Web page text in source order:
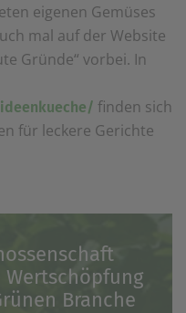
eigenen Gemüses
mal auf der Website
Gründe“ vorbei. In
finden sich
für leckere Gerichte
Branche